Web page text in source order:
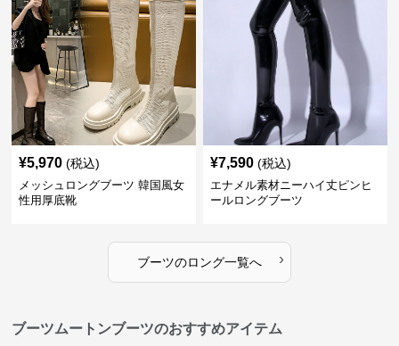
¥5,970 (税込)
メッシュロングブーツ 韓国風女
性用厚底靴
¥7,590 (税込)
エナメル素材ニーハイ丈ピンヒ
ールロングブーツ
ブーツのロング一覧へ ›
ブーツムートンブーツのおすすめアイテム